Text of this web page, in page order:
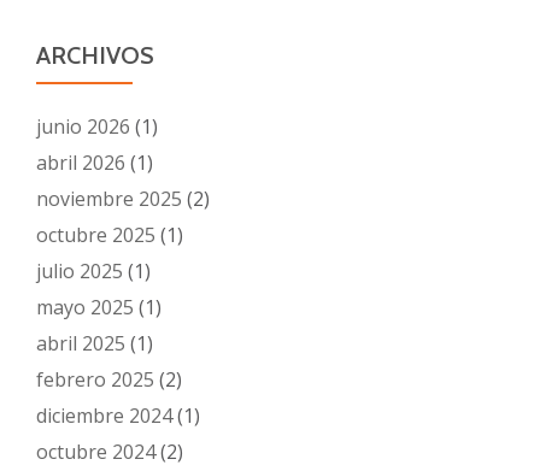
ARCHIVOS
junio 2026 (1)
abril 2026 (1)
noviembre 2025 (2)
octubre 2025 (1)
julio 2025 (1)
mayo 2025 (1)
abril 2025 (1)
febrero 2025 (2)
diciembre 2024(1)
octubre 2024(2)